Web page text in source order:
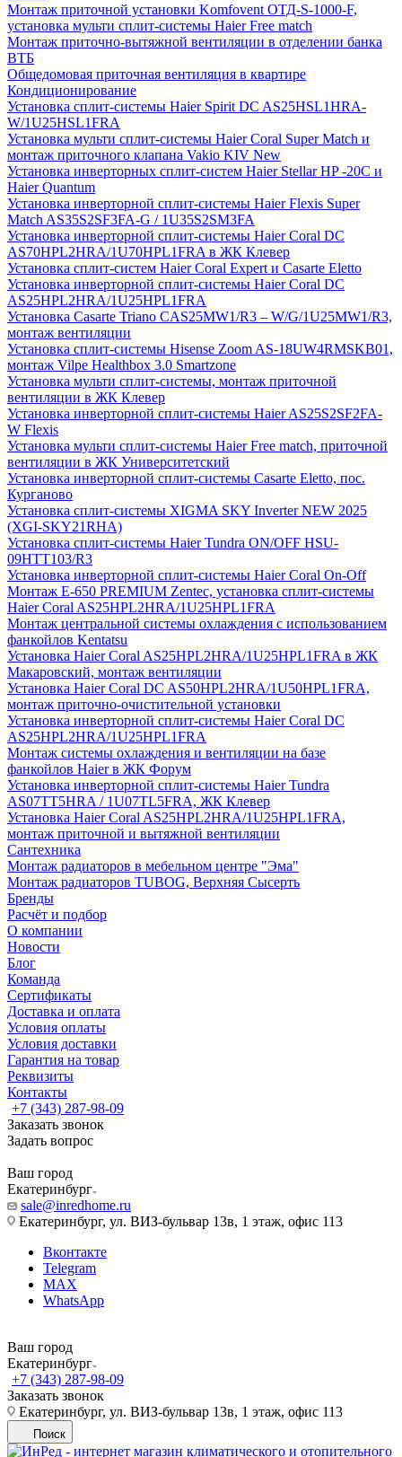
Монтаж приточной установки Komfovent ОТД-S-1000-F,
установка мульти сплит-системы Haier Free match
Монтаж приточно-вытяжной вентиляции в отделении банка
ВТБ
Общедомовая приточная вентиляция в квартире
Кондиционирование
Установка сплит-системы Haier Spirit DC AS25HSL1HRA-
W/1U25HSL1FRA
Установка мульти сплит-системы Haier Coral Super Match и
монтаж приточного клапана Vakio KIV New
Установка инверторных сплит-систем Haier Stellar HP -20С и
Haier Quantum
Установка инверторной сплит-системы Haier Flexis Super
Match AS35S2SF3FA-G / 1U35S2SM3FA
Установка инверторной сплит-системы Haier Coral DC
AS70HPL2HRA/1U70HPL1FRA в ЖК Клевер
Установка сплит-систем Haier Coral Expert и Casarte Eletto
Установка инверторной сплит-системы Haier Coral DC
AS25HPL2HRA/1U25HPL1FRA
Установка Casarte Triano CAS25MW1/R3 – W/G/1U25MW1/R3,
монтаж вентиляции
Установка сплит-системы Hisense Zoom AS-18UW4RMSKB01,
монтаж Vilpe Healthbox 3.0 Smartzone
Установка мульти сплит-системы, монтаж приточной
вентиляции в ЖК Клевер
Установка инверторной сплит-системы Haier AS25S2SF2FA-
W Flexis
Установка мульти сплит-системы Haier Free match, приточной
вентиляции в ЖК Университетский
Установка инверторной сплит-системы Casarte Eletto, пос.
Курганово
Установка сплит-системы XIGMA SKY Inverter NEW 2025
(XGI-SKY21RHA)
Установка сплит-системы Haier Tundra ON/OFF HSU-
09HTT103/R3
Установка инверторной сплит-системы Haier Coral On-Off
Монтаж E-650 PREMIUM Zentec, установка сплит-системы
Haier Coral AS25HPL2HRA/1U25HPL1FRA
Монтаж центральной системы охлаждения с использованием
фанкойлов Kentatsu
Установка Haier Coral AS25HPL2HRA/1U25HPL1FRA в ЖК
Макаровский, монтаж вентиляции
Установка Haier Coral DC AS50HPL2HRA/1U50HPL1FRA,
монтаж приточно-очистительной установки
Установка инверторной сплит-системы Haier Coral DC
AS25HPL2HRA/1U25HPL1FRA
Монтаж системы охлаждения и вентиляции на базе
фанкойлов Haier в ЖК Форум
Установка инверторной сплит-системы Haier Tundra
AS07TT5HRA / 1U07TL5FRA, ЖК Клевер
Установка Haier Coral AS25HPL2HRA/1U25HPL1FRA,
монтаж приточной и вытяжной вентиляции
Сантехника
Монтаж радиаторов в мебельном центре "Эма"
Монтаж радиаторов TUBOG, Верхняя Сысерть
Бренды
Расчёт и подбор
О компании
Новости
Блог
Команда
Сертификаты
Доставка и оплата
Условия оплаты
Условия доставки
Гарантия на товар
Реквизиты
Контакты
+7 (343) 287-98-09
Заказать звонок
Задать вопрос
Ваш город
Екатеринбург
sale@inredhome.ru
Екатеринбург, ул. ВИЗ-бульвар 13в, 1 этаж, офис 113
Вконтакте
Telegram
MAX
WhatsApp
Ваш город
Екатеринбург
+7 (343) 287-98-09
Заказать звонок
Екатеринбург, ул. ВИЗ-бульвар 13в, 1 этаж, офис 113
Поиск